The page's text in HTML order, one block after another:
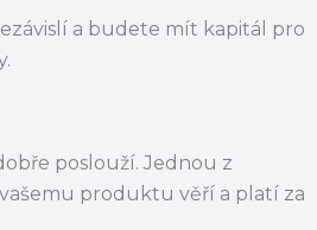
a budete mít kapitál pro
poslouží. Jednou z
produktu věří a platí za